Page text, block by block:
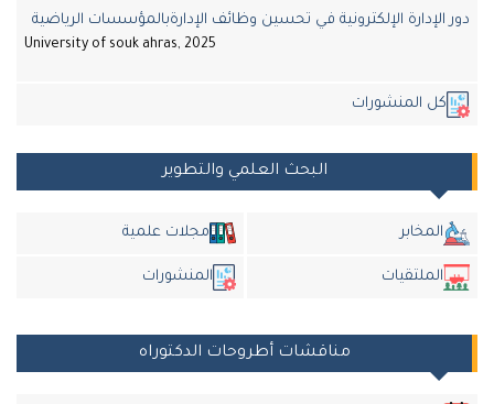
دور الإدارة الإلكترونية في تحسين وظائف الإدارةبالمؤسسات الرياضية
University of souk ahras, 2025
كل المنشورات
البحث العلمي والتطوير
المخابر مجلات علمية
الملتقيات المنشورات
مناقشات أطروحات الدكتوراه